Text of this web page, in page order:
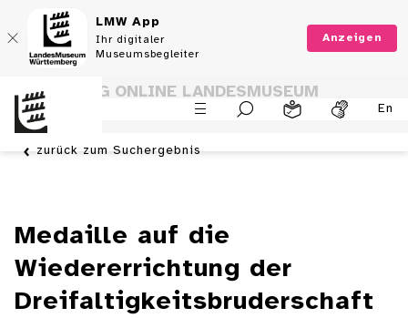
LMW App
Ihr digitaler
Museumsbegleiter
Anzeigen
En
SAMMLUNG ONLINE LANDESMUSEUM
WÜRTTEMBERG
zurück zum Suchergebnis
Medaille auf die
Wiedererrichtung der
Dreifaltigkeitsbruderschaft